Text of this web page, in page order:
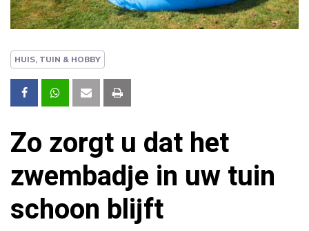
HUIS, TUIN & HOBBY
Zo zorgt u dat het
zwembadje in uw tuin
schoon blijft